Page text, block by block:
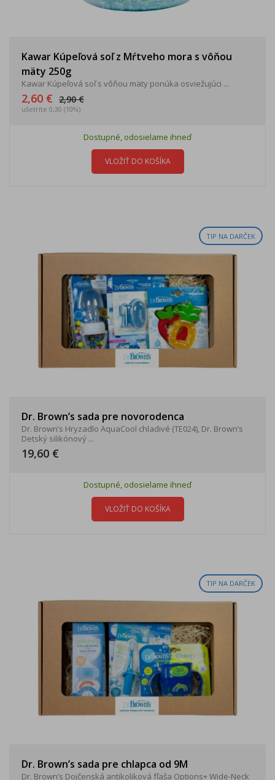
Kawar Kúpeľová soľ z Mŕtveho mora s vôňou
mäty 250g
Kawar Kúpeľová soľ s vôňou mäty ponúka osviežujúci ...
2,60 € 2,90 €
ušetríte 0,30 (10%)
Dostupné, odosielame ihneď
VLOŽIŤ DO KOŠÍKA
TIP NA DARČEK
Dr. Brown’s sada pre novorodenca
Dr. Brown’s Hryzadlo AquaCool chladivé (TE024), Dr. Brown’s
Detský silikónový ...
19,60 €
Dostupné, odosielame ihneď
VLOŽIŤ DO KOŠÍKA
TIP NA DARČEK
Dr. Brown’s sada pre chlapca od 9M
Dr. Brown’s Dojčenská antikoliková fľaša Options+ Wide-Neck